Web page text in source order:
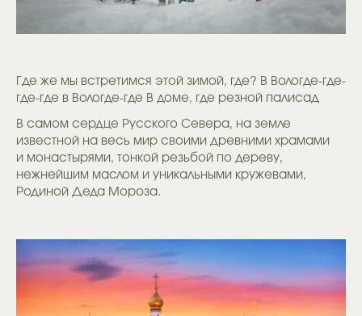
Где же мы встретимся этой зимой, где? В Вологде-где-
где-где в Вологде-где В доме, где резной палисад
В самом сердце Русского Севера, на земле
известной на весь мир своими древними храмами
и монастырями, тонкой резьбой по дереву,
нежнейшим маслом и уникальными кружевами,
Родиной Деда Мороза.